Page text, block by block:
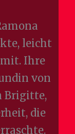
leicht
Ihre
von
Brigitte,
die